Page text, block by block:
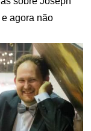
e agora não